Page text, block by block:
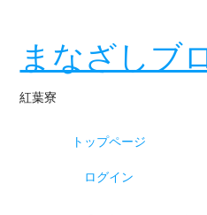
まなざしブ
紅葉寮
トップページ
ログイン